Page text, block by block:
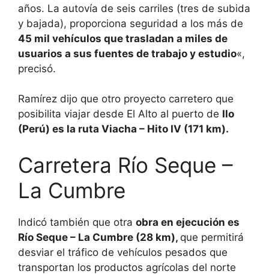
años. La autovía de seis carriles (tres de subida
y bajada), proporciona seguridad a los más de
45 mil vehículos que trasladan a miles de
usuarios a sus fuentes de trabajo y estudio«,
precisó.
Ramírez dijo que otro proyecto carretero que
posibilita viajar desde El Alto al puerto de Ilo
(Perú) es la ruta Viacha – Hito IV (171 km).
Carretera Río Seque –
La Cumbre
Indicó también que otra obra en ejecución es
Río Seque – La Cumbre (28 km), que permitirá
desviar el tráfico de vehículos pesados que
transportan los productos agrícolas del norte